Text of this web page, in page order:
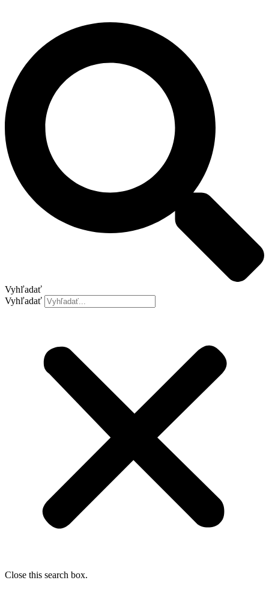
Vyhľadať
Vyhľadať
Close this search box.